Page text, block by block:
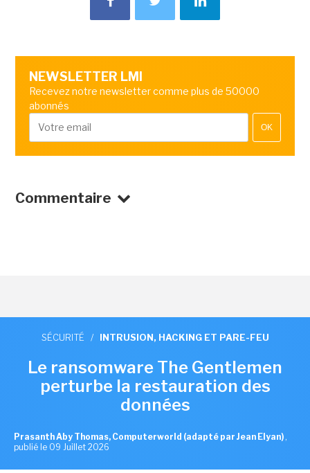
NEWSLETTER LMI
Recevez notre newsletter comme plus de 50000
abonnés
OK
Commentaire
SÉCURITÉ / INTRUSION, HACKING ET PARE-FEU
Le ransomware The Gentlemen
perturbe la restauration des
données
Prasanth Aby Thomas, Computerworld (adapté par Jean Elyan) ,
publié le 09 Juillet 2026